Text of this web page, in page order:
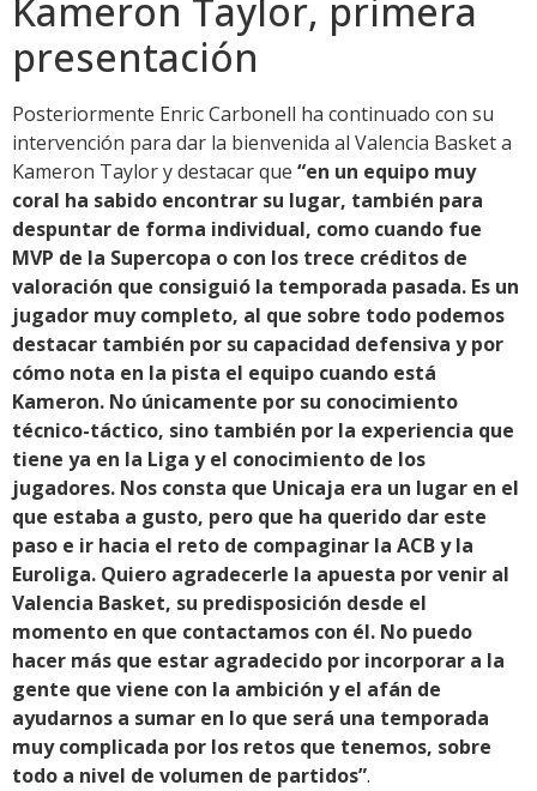
Kameron Taylor, primera
presentación
Posteriormente Enric Carbonell ha continuado con su
intervención para dar la bienvenida al Valencia Basket a
Kameron Taylor y destacar que “en un equipo muy
coral ha sabido encontrar su lugar, también para
despuntar de forma individual, como cuando fue
MVP de la Supercopa o con los trece créditos de
valoración que consiguió la temporada pasada. Es un
jugador muy completo, al que sobre todo podemos
destacar también por su capacidad defensiva y por
cómo nota en la pista el equipo cuando está
Kameron. No únicamente por su conocimiento
técnico-táctico, sino también por la experiencia que
tiene ya en la Liga y el conocimiento de los
jugadores. Nos consta que Unicaja era un lugar en el
que estaba a gusto, pero que ha querido dar este
paso e ir hacia el reto de compaginar la ACB y la
Euroliga. Quiero agradecerle la apuesta por venir al
Valencia Basket, su predisposición desde el
momento en que contactamos con él. No puedo
hacer más que estar agradecido por incorporar a la
gente que viene con la ambición y el afán de
ayudarnos a sumar en lo que será una temporada
muy complicada por los retos que tenemos, sobre
todo a nivel de volumen de partidos”.